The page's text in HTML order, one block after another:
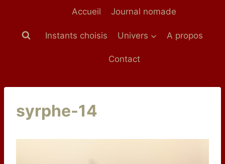
contenu
Accueil Journal nomade
Instants choisis Univers A propos
Contact
syrphe-14